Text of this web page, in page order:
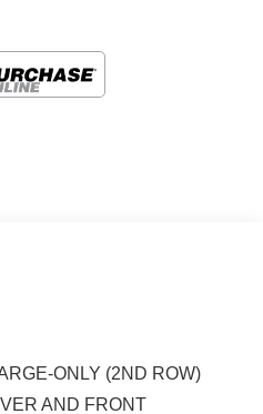
ONLY (2ND ROW)
AND FRONT